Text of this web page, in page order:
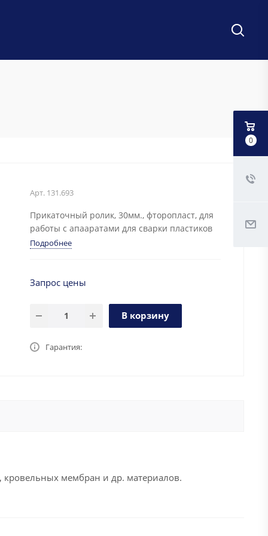
Арт. 131.693
Прикаточный ролик, 30мм., фторопласт, для
работы с апааратами для сварки пластиков
Подробнее
Запрос цены
В корзину
Гарантия:
кровельных мембран и др. материалов.
0